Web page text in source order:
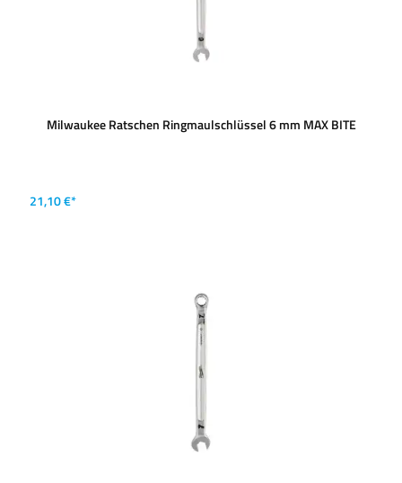
Milwaukee Ratschen Ringmaulschlüssel 6 mm MAX BITE
21,10 €*